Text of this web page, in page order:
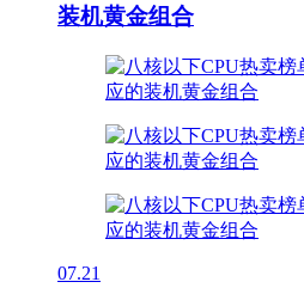
装机黄金组合
07.21